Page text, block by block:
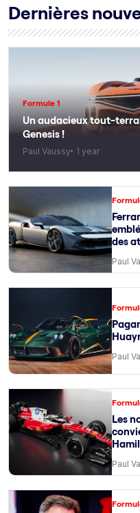
Dernières
Formule 1
Un audacieux tout-
Genesis !
Paul Vaussy 1 year
des
Paul
Paul
Les
Paul